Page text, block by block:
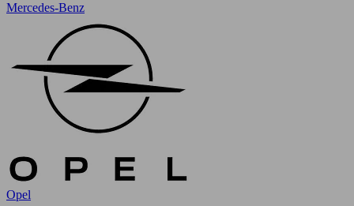
Mercedes-Benz
Opel